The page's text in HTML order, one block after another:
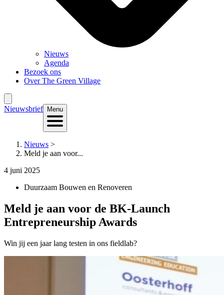
Nieuws
Agenda
Bezoek ons
Over The Green Village
Nieuwsbrief Menu
Nieuws >
Meld je aan voor...
4 juni 2025
Duurzaam Bouwen en Renoveren
Meld je aan voor de BK-Launch
Entrepreneurship Awards
Win jij een jaar lang testen in ons fieldlab?